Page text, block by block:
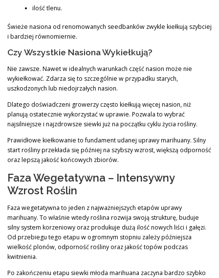
ilość tlenu.
Świeże nasiona od renomowanych seedbanków zwykle kiełkują szybciej
i bardziej równomiernie.
Czy Wszystkie Nasiona Wykiełkują?
Nie zawsze. Nawet w idealnych warunkach część nasion może nie
wykiełkować. Zdarza się to szczególnie w przypadku starych,
uszkodzonych lub niedojrzałych nasion.
Dlatego doświadczeni growerzy często kiełkują więcej nasion, niż
planują ostatecznie wykorzystać w uprawie. Pozwala to wybrać
najsilniejsze i najzdrowsze siewki już na początku cyklu życia rośliny.
Prawidłowe kiełkowanie to fundament udanej uprawy marihuany. Silny
start rośliny przekłada się później na szybszy wzrost, większą odporność
oraz lepszą jakość końcowych zbiorów.
Faza Wegetatywna – Intensywny
Wzrost Roślin
Faza wegetatywna to jeden z najważniejszych etapów uprawy
marihuany. To właśnie wtedy roślina rozwija swoją strukturę, buduje
silny system korzeniowy oraz produkuje dużą ilość nowych liści i gałęzi.
Od przebiegu tego etapu w ogromnym stopniu zależy późniejsza
wielkość plonów, odporność rośliny oraz jakość topów podczas
kwitnienia.
Po zakończeniu etapu siewki młoda marihuana zaczyna bardzo szybko